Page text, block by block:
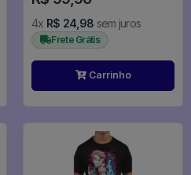
4x R$ 24,98 sem juros
Frete Grátis
Carrinho